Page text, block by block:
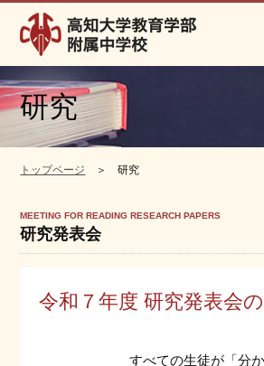
高知大学
研究
トップページ ＞ 研究
MEETING FOR READING RESEARCH PAPERS
研究発表会
令和７年度 研究発表会
すべての生徒が「分